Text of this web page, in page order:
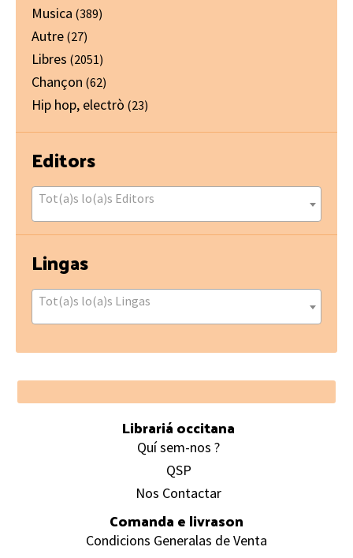
Musica (389)
Autre (27)
Libres (2051)
Chançon (62)
Hip hop, electrò (23)
Editors
Tot(a)s lo(a)s Editors
Lingas
Tot(a)s lo(a)s Lingas
Footer
Librariá occitana
Quí sem-nos ?
QSP
Nos Contactar
Comanda e livrason
Condicions Generalas de Venta